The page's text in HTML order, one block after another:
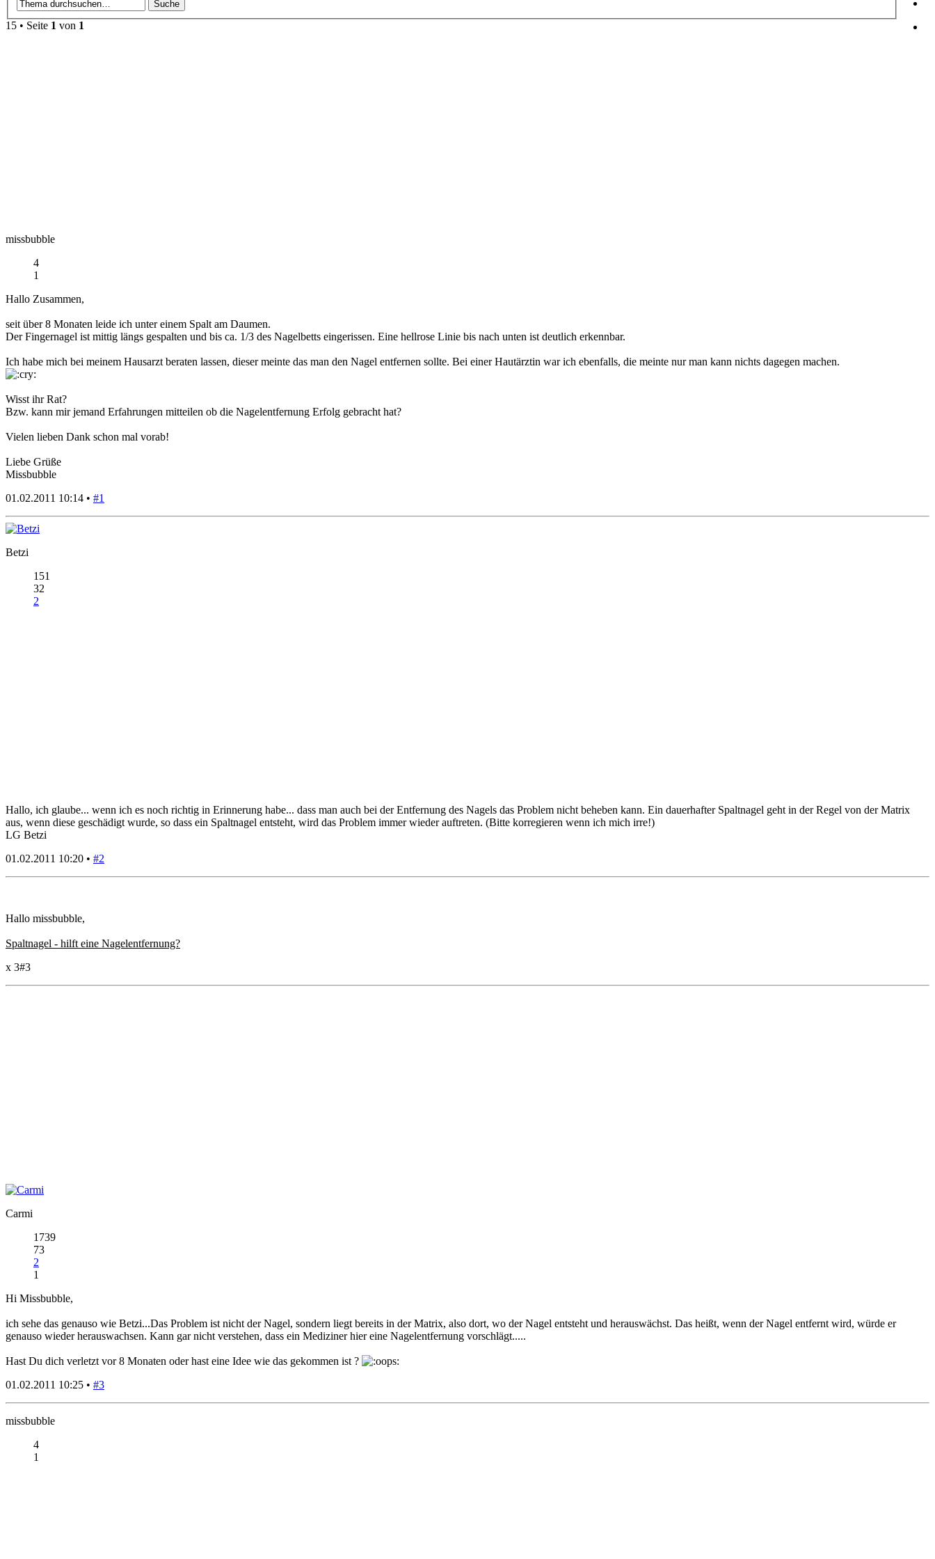
15 • Seite 1 von 1
missbubble
4
1
Hallo Zusammen,
seit über 8 Monaten leide ich unter einem Spalt am Daumen.
Der Fingernagel ist mittig längs gespalten und bis ca. 1/3 des Nagelbetts eingerissen. Eine hellrose Linie bis nach unten ist deutlich erkennbar.
Ich habe mich bei meinem Hausarzt beraten lassen, dieser meinte das man den Nagel entfernen sollte. Bei einer Hautärztin war ich ebenfalls, die meinte nur man kann nichts dagegen machen.
Wisst ihr Rat?
Bzw. kann mir jemand Erfahrungen mitteilen ob die Nagelentfernung Erfolg gebracht hat?
Vielen lieben Dank schon mal vorab!
Liebe Grüße
Missbubble
01.02.2011 10:14 • #1
Betzi
151
32
2
Hallo, ich glaube... wenn ich es noch richtig in Erinnerung habe... dass man auch bei der Entfernung des Nagels das Problem nicht beheben kann. Ein dauerhafter Spaltnagel geht in der Regel von der Matrix
aus, wenn diese geschädigt wurde, so dass ein Spaltnagel entsteht, wird das Problem immer wieder auftreten. (Bitte korregieren wenn ich mich irre!)
LG Betzi
01.02.2011 10:20 • #2
Hallo missbubble,
Spaltnagel - hilft eine Nagelentfernung?
x 3#3
Carmi
1739
73
2
1
Hi Missbubble,
ich sehe das genauso wie Betzi...Das Problem ist nicht der Nagel, sondern liegt bereits in der Matrix, also dort, wo der Nagel entsteht und herauswächst. Das heißt, wenn der Nagel entfernt wird, würde er
genauso wieder herauswachsen. Kann gar nicht verstehen, dass ein Mediziner hier eine Nagelentfernung vorschlägt.....
Hast Du dich verletzt vor 8 Monaten oder hast eine Idee wie das gekommen ist ?
01.02.2011 10:25 • #3
missbubble
4
1